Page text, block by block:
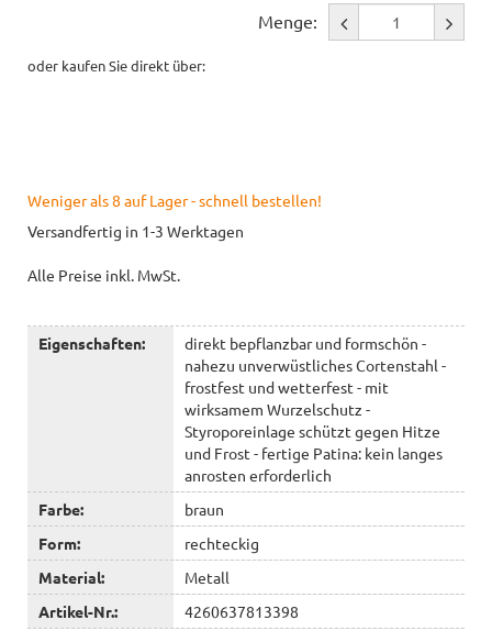
Menge:
oder kaufen Sie direkt über:
Weniger als 8 auf Lager - schnell bestellen!
Versandfertig in 1-3 Werktagen
Alle Preise inkl. MwSt.
Eigenschaften:
direkt bepflanzbar und formschön -
nahezu unverwüstliches Cortenstahl -
frostfest und wetterfest - mit
wirksamem Wurzelschutz -
Styroporeinlage schützt gegen Hitze
und Frost - fertige Patina: kein langes
anrosten erforderlich
Farbe:
braun
Form:
rechteckig
Material:
Metall
Artikel-Nr.:
4260637813398